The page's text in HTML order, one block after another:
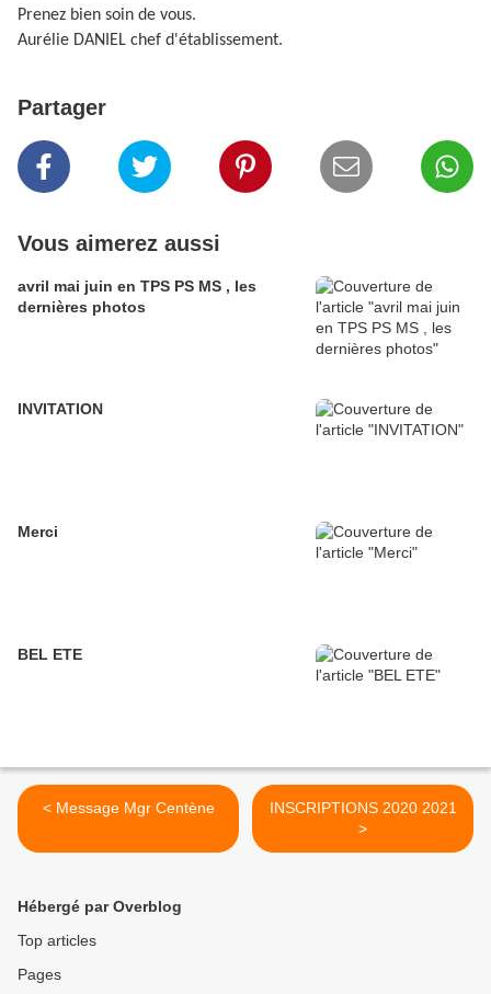
Prenez bien soin de vous.
Aurélie DANIEL chef d'établissement.
Partager
Vous aimerez aussi
avril mai juin en TPS PS MS , les
dernières photos
INVITATION
Merci
BEL ETE
< Message Mgr Centène
INSCRIPTIONS 2020 2021
>
Hébergé par Overblog
Top articles
Pages